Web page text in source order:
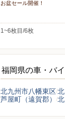
お盆セール開催！
1~6枚目/6枚
福岡県の車・バ
北九州市八幡東区
芦屋町（遠賀郡）